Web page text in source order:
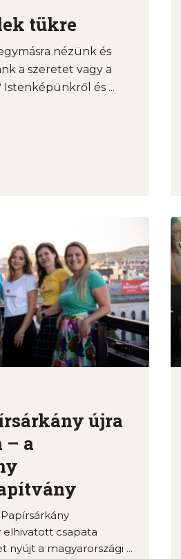
tükre
nézünk és
a szeretet vagy a
és ...
újra
– a
csapata
nyújt a magyarországi ...